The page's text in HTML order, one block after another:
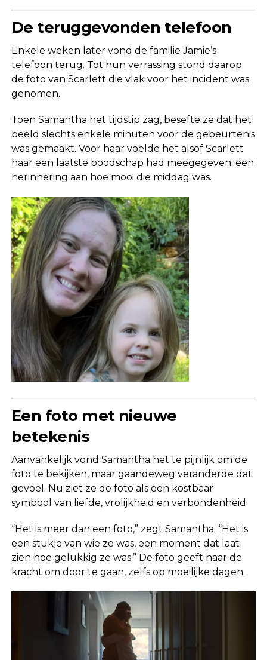
De teruggevonden telefoon
Enkele weken later vond de familie Jamie’s
telefoon terug. Tot hun verrassing stond daarop
de foto van Scarlett die vlak voor het incident was
genomen.
Toen Samantha het tijdstip zag, besefte ze dat het
beeld slechts enkele minuten voor de gebeurtenis
was gemaakt. Voor haar voelde het alsof Scarlett
haar een laatste boodschap had meegegeven: een
herinnering aan hoe mooi die middag was.
Een foto met nieuwe
betekenis
Aanvankelijk vond Samantha het te pijnlijk om de
foto te bekijken, maar gaandeweg veranderde dat
gevoel. Nu ziet ze de foto als een kostbaar
symbool van liefde, vrolijkheid en verbondenheid.
“Het is meer dan een foto,” zegt Samantha. “Het is
een stukje van wie ze was, een moment dat laat
zien hoe gelukkig ze was.” De foto geeft haar de
kracht om door te gaan, zelfs op moeilijke dagen.